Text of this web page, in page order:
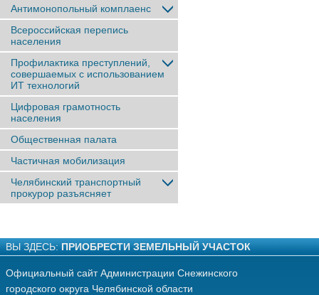
Антимонопольный комплаенс
Всероссийская перепись
населения
Профилактика преступлений,
совершаемых с использованием
ИТ технологий
Цифровая грамотность
населения
Общественная палата
Частичная мобилизация
Челябинский транспортный
прокурор разъясняет
ВЫ ЗДЕСЬ: ПРИОБРЕСТИ ЗЕМЕЛЬНЫЙ УЧАСТОК
Официальный сайт Администрации Снежинского
городского округа Челябинской области